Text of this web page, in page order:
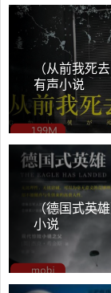
（从前我死去
有声小说
（德国式英
小说